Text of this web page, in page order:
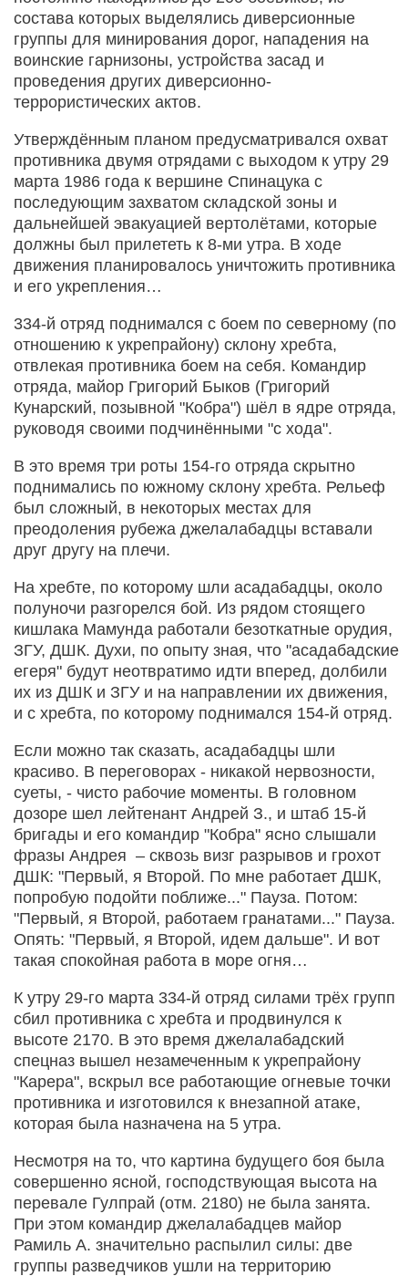
состава которых выделялись диверсионные
группы для минирования дорог, нападения на
воинские гарнизоны, устройства засад и
проведения других диверсионно-
террористических актов.
Утверждённым планом предусматривался охват
противника двумя отрядами с выходом к утру 29
марта 1986 года к вершине Спинацука с
последующим захватом складской зоны и
дальнейшей эвакуацией вертолётами, которые
должны был прилететь к 8-ми утра. В ходе
движения планировалось уничтожить противника
и его укрепления…
334-й отряд поднимался с боем по северному (по
отношению к укрепрайону) склону хребта,
отвлекая противника боем на себя. Командир
отряда, майор Григорий Быков (Григорий
Кунарский, позывной "Кобра") шёл в ядре отряда,
руководя своими подчинёнными "с хода".
В это время три роты 154-го отряда скрытно
поднимались по южному склону хребта. Рельеф
был сложный, в некоторых местах для
преодоления рубежа джелалабадцы вставали
друг другу на плечи.
На хребте, по которому шли асадабадцы, около
полуночи разгорелся бой. Из рядом стоящего
кишлака Мамунда работали безоткатные орудия,
ЗГУ, ДШК. Духи, по опыту зная, что "асадабадские
егеря" будут неотвратимо идти вперед, долбили
их из ДШК и ЗГУ и на направлении их движения,
и с хребта, по которому поднимался 154-й отряд.
Если можно так сказать, асадабадцы шли
красиво. В переговорах - никакой нервозности,
суеты, - чисто рабочие моменты. В головном
дозоре шел лейтенант Андрей З., и штаб 15-й
бригады и его командир "Кобра" ясно слышали
фразы Андрея – сквозь визг разрывов и грохот
ДШК: "Первый, я Второй. По мне работает ДШК,
попробую подойти поближе..." Пауза. Потом:
"Первый, я Второй, работаем гранатами..." Пауза.
Опять: "Первый, я Второй, идем дальше". И вот
такая спокойная работа в море огня…
К утру 29-го марта 334-й отряд силами трёх групп
сбил противника с хребта и продвинулся к
высоте 2170. В это время джелалабадский
спецназ вышел незамеченным к укрепрайону
"Карера", вскрыл все работающие огневые точки
противника и изготовился к внезапной атаке,
которая была назначена на 5 утра.
Несмотря на то, что картина будущего боя была
совершенно ясной, господствующая высота на
перевале Гулпрай (отм. 2180) не была занята.
При этом командир джелалабадцев майор
Рамиль А. значительно распылил силы: две
группы разведчиков ушли на территорию